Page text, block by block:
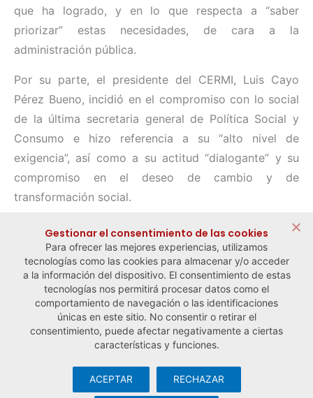
que ha logrado, y en lo que respecta a “saber
priorizar” estas necesidades, de cara a la
administración pública.
Por su parte, el presidente del CERMI, Luis Cayo
Pérez Bueno, incidió en el compromiso con lo social
de la última secretaria general de Política Social y
Consumo e hizo referencia a su “alto nivel de
exigencia”, así como a su actitud “dialogante” y su
compromiso en el deseo de cambio y de
transformación social.
← Noticia anterior Noticia siguiente →
© Observatorio Español de la Economía Social y del Trabajo
Gestionar el consentimiento de las cookies
Para ofrecer las mejores experiencias, utilizamos
tecnologías como las cookies para almacenar y/o acceder
a la información del dispositivo. El consentimiento de estas
tecnologías nos permitirá procesar datos como el
comportamiento de navegación o las identificaciones
únicas en este sitio. No consentir o retirar el
consentimiento, puede afectar negativamente a ciertas
características y funciones.
ACEPTAR RECHAZAR